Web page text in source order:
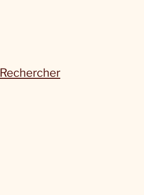
Rechercher